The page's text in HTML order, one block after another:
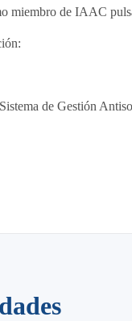
miembro de IAAC
de Gestión